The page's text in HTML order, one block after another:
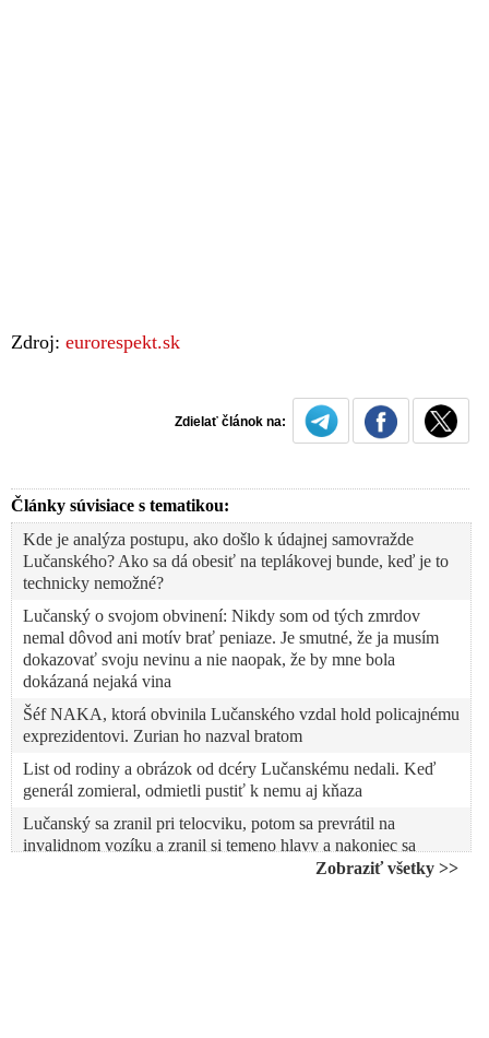
Zdroj: eurorespekt.sk
Zdielať článok na:
Články súvisiace s tematikou:
Kde je analýza postupu, ako došlo k údajnej samovražde
Lučanského? Ako sa dá obesiť na teplákovej bunde, keď je to
technicky nemožné?
Lučanský o svojom obvinení: Nikdy som od tých zmrdov
nemal dôvod ani motív brať peniaze. Je smutné, že ja musím
dokazovať svoju nevinu a nie naopak, že by mne bola
dokázaná nejaká vina
Šéf NAKA, ktorá obvinila Lučanského vzdal hold policajnému
exprezidentovi. Zurian ho nazval bratom
List od rodiny a obrázok od dcéry Lučanskému nedali. Keď
generál zomieral, odmietli pustiť k nemu aj kňaza
Lučanský sa zranil pri telocviku, potom sa prevrátil na
invalidnom vozíku a zranil si temeno hlavy a nakoniec sa
obesil na teplákoch. Dajte niečo iné, priateliaZobraziť všetky >>